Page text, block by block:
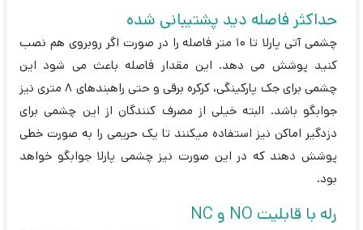
حداکثر فاصله دید پشتیبانی شده
چشمی آتی پارلا تا 10 متر فاصله را در صورت اگر روبروی هم نصب
کنید پوشش می دهد. این مقدار فاصله باعث می شود این
چشمی برای جک پارکینگی، کرکره برقی و حتی راهبندهای 8 متری نیز
جوابگو باشد. البته خیلی از مصرف کنندگان از این چشمی برای
دزدگیر اماکن نیز استفاده میکنند تا یک حریمی را به صورت خطی
پوشش دهند که در این صورت نیز چشمی پارلا جوابگو خواهد
بود.
رله با قابلیت NO و NC